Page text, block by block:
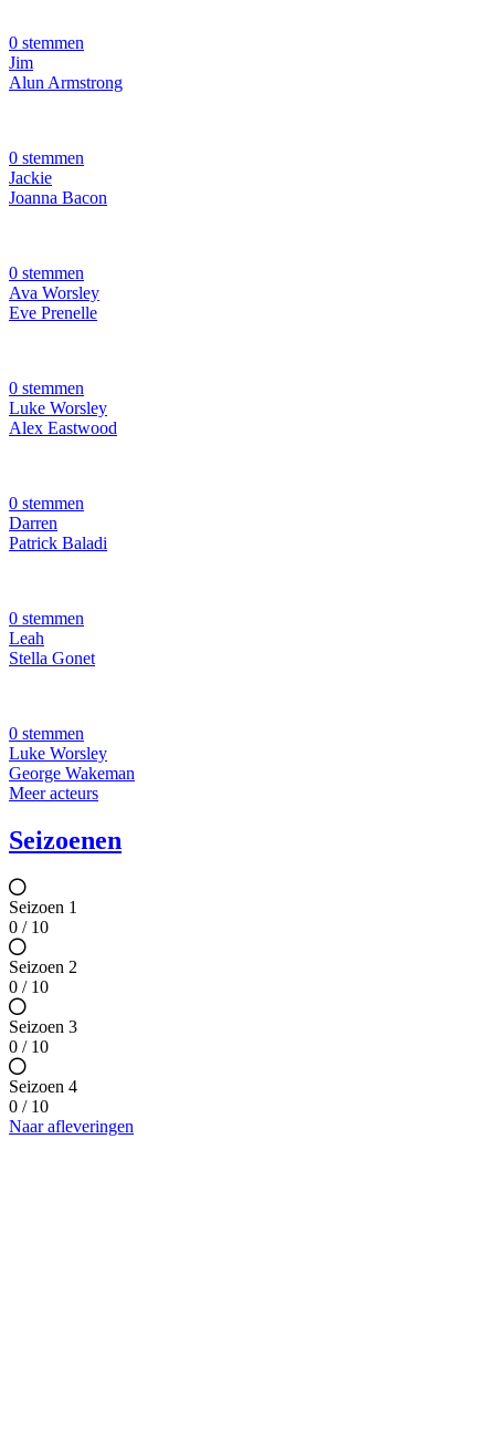
0 stemmen
Jim
Alun Armstrong
0 stemmen
Jackie
Joanna Bacon
0 stemmen
Ava Worsley
Eve Prenelle
0 stemmen
Luke Worsley
Alex Eastwood
0 stemmen
Darren
Patrick Baladi
0 stemmen
Leah
Stella Gonet
0 stemmen
Luke Worsley
George Wakeman
Meer acteurs
Seizoenen
Seizoen 1
0 / 10
Seizoen 2
0 / 10
Seizoen 3
0 / 10
Seizoen 4
0 / 10
Naar afleveringen